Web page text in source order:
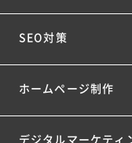
SEO対策
ホームページ制作
デジタルマーケティ